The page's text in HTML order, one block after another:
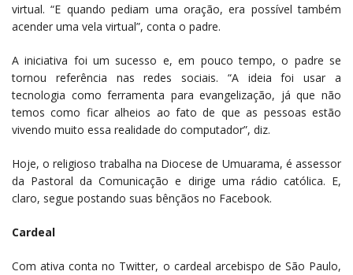
virtual. “E quando pediam uma oração, era possível também
acender uma vela virtual”, conta o padre.
A iniciativa foi um sucesso e, em pouco tempo, o padre se
tornou referência nas redes sociais. “A ideia foi usar a
tecnologia como ferramenta para evangelização, já que não
temos como ficar alheios ao fato de que as pessoas estão
vivendo muito essa realidade do computador”, diz.
Hoje, o religioso trabalha na Diocese de Umuarama, é assessor
da Pastoral da Comunicação e dirige uma rádio católica. E,
claro, segue postando suas bênçãos no Facebook.
Cardeal
Com ativa conta no Twitter, o cardeal arcebispo de São Paulo,